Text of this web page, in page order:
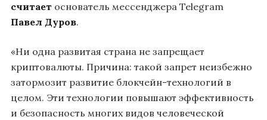
считает основатель мессенджера Telegram
Павел Дуров.
«Ни одна развитая страна не запрещает
криптовалюты. Причина: такой запрет неизбежно
затормозит развитие блокчейн-технологий в
целом. Эти технологии повышают эффективность
и безопасность многих видов человеческой